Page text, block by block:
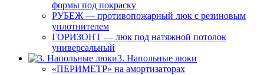
формы под покраску
РУБЕЖ — противопожарный люк с резиновым
уплотнителем
ГОРИЗОНТ — люк под натяжной потолок
универсальный
3. Напольные люки
«ПЕРИМЕТР» на амортизаторах